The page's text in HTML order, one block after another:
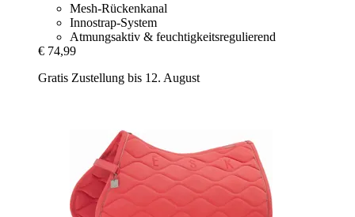
Mesh-Rückenkanal
Innostrap-System
Atmungsaktiv & feuchtigkeitsregulierend
€ 74,99
Gratis Zustellung bis 12. August